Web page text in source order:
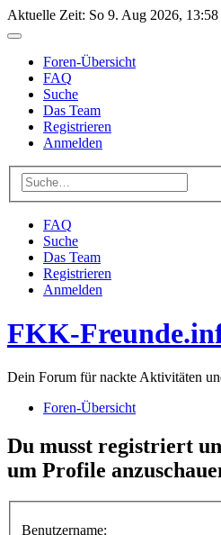
Aktuelle Zeit: So 9. Aug 2026, 13:58
Foren-Übersicht
FAQ
Suche
Das Team
Registrieren
Anmelden
FAQ
Suche
Das Team
Registrieren
Anmelden
FKK-
Dein Forum für nackte Aktivitäten
Foren-Übersicht
Du musst registriert
um Profile
Benutzername: